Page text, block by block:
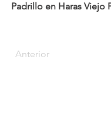
Padrillo en Haras Viejo
Anterior